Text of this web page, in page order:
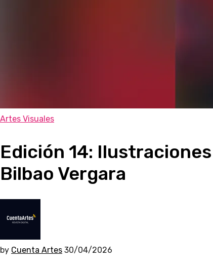
Artes Visuales
Edición 14:
Bilbao Vergara
by Cuenta Artes 30/04/2026